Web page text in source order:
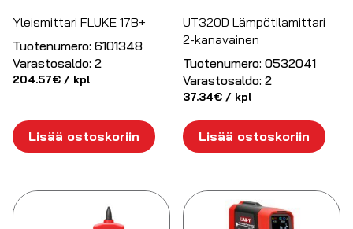
Yleismittari FLUKE 17B+
Tuotenumero: 6101348
Varastosaldo: 2
204.57€ / kpl
Lisää ostoskoriin
UT320D Lämpötilamittari
2-kanavainen
Tuotenumero: 0532041
Varastosaldo: 2
37.34€ / kpl
Lisää ostoskoriin